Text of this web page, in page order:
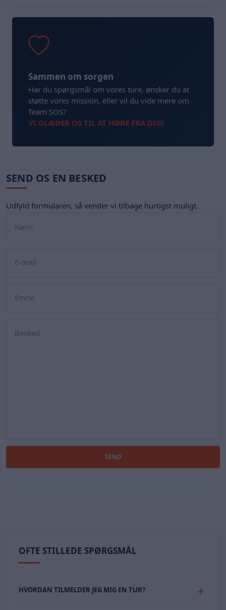
Sammen om sorgen
Har du spørgsmål om vores ture, ønsker du at
støtte vores mission, eller vil du vide mere om
Team SOS?
VI GLÆDER OS TIL AT HØRE FRA DIG!
SEND OS EN BESKED
Udfyld formularen, så vender vi tilbage hurtigst muligt.
Navn
E-mail
Emne
Besked
SEND
OFTE STILLEDE SPØRGSMÅL
HVORDAN TILMELDER JEG MIG EN TUR?